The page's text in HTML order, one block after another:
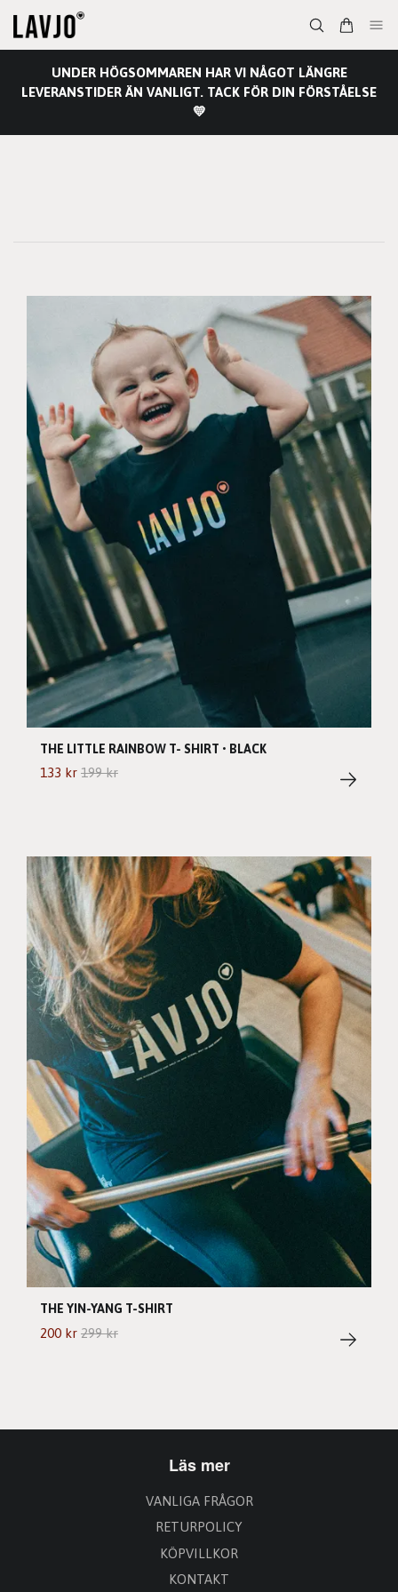
UNDER HÖGSOMMAREN HAR VI NÅGOT LÄNGRE
LEVERANSTIDER ÄN VANLIGT. TACK FÖR DIN FÖRSTÅELSE
💛
THE LITTLE RAINBOW T- SHIRT • BLACK
133 kr 199 kr
THE YIN-YANG T-SHIRT
200 kr 299 kr
Läs mer
VANLIGA FRÅGOR
RETURPOLICY
KÖPVILLKOR
KONTAKT